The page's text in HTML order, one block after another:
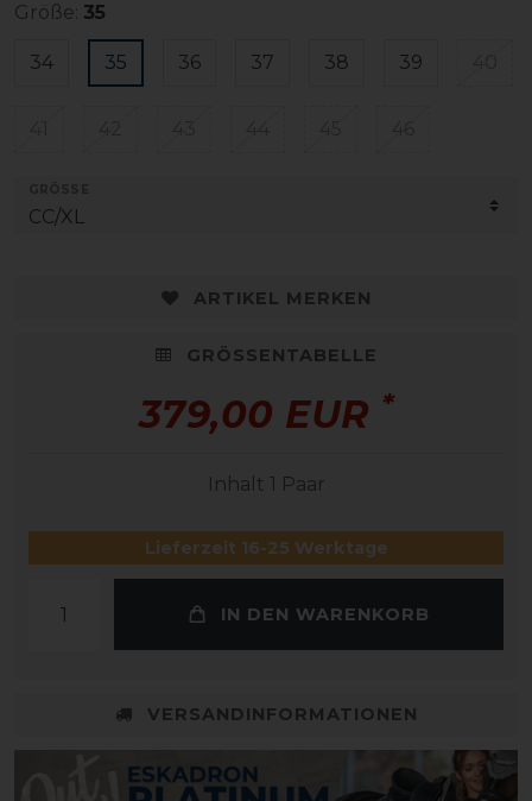
Größe: 35
34 35 36 37 38 39
ARTIKEL MERKEN
GRÖSSENTABELLE
379,00 EUR *
Inhalt 1 Paar
Lieferzeit 16-25 Werktage
IN DEN WARENKORB
VERSANDINFORMATIONEN